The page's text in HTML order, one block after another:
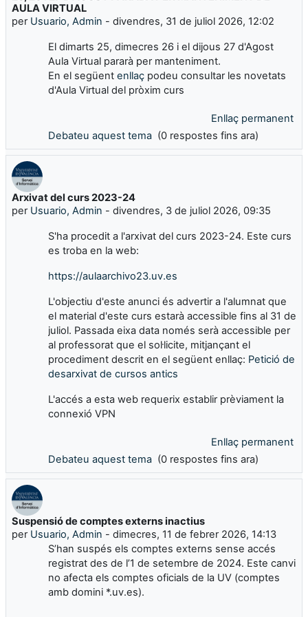
AULA VIRTUAL
per Usuario, Admin - divendres, 31 de juliol 2026, 12:02
El dimarts 25, dimecres 26 i el dijous 27 d'Agost
Aula Virtual pararà per manteniment.
En el següent enllaç podeu consultar les novetats
d'Aula Virtual del pròxim curs
Enllaç permanent
Debateu aquest tema (0 respostes fins ara)
Arxivat del curs 2023-24
per Usuario, Admin - divendres, 3 de juliol 2026, 09:35
S'ha procedit a l'arxivat del curs 2023-24. Este curs
es troba en la web:
https://aulaarchivo23.uv.es
L'objectiu d'este anunci és advertir a l'alumnat que
el material d'este curs estarà accessible fins al 31 de
juliol. Passada eixa data només serà accessible per
al professorat que el sol·licite, mitjançant el
procediment descrit en el següent enllaç: Petició de
desarxivat de cursos antics
L'accés a esta web requerix establir prèviament la
connexió VPN
Enllaç permanent
Debateu aquest tema (0 respostes fins ara)
Suspensió de comptes externs inactius
per Usuario, Admin - dimecres, 11 de febrer 2026, 14:13
S’han suspés els comptes externs sense accés
registrat des de l’1 de setembre de 2024. Este canvi
no afecta els comptes oficials de la UV (comptes
amb domini *.uv.es).